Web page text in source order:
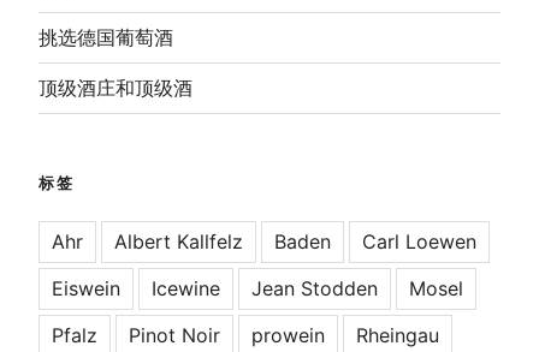
挑选德国葡萄酒
顶级酒庄和顶级酒
标签
Ahr Albert Kallfelz Baden
Carl Loewen
Eiswein
Icewine Jean Stodden
Mosel
Pfalz
Pinot Noir prowein
Rheingau